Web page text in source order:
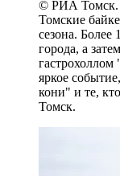
© РИА Томск.
Томские
сезона.
города, а
яркое
кони" и те,
Томск.